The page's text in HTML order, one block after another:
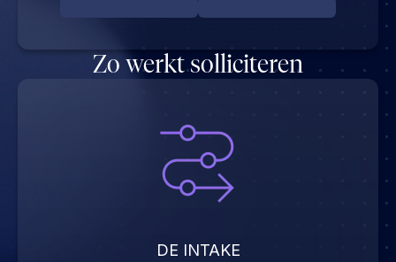
Zo werkt solliciteren
DE INTAKE